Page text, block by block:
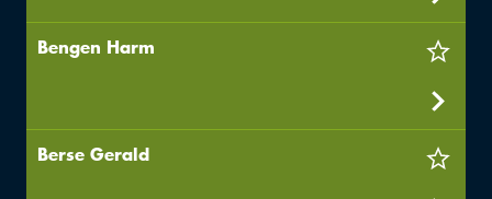
Bengen Harm
Berse Gerald